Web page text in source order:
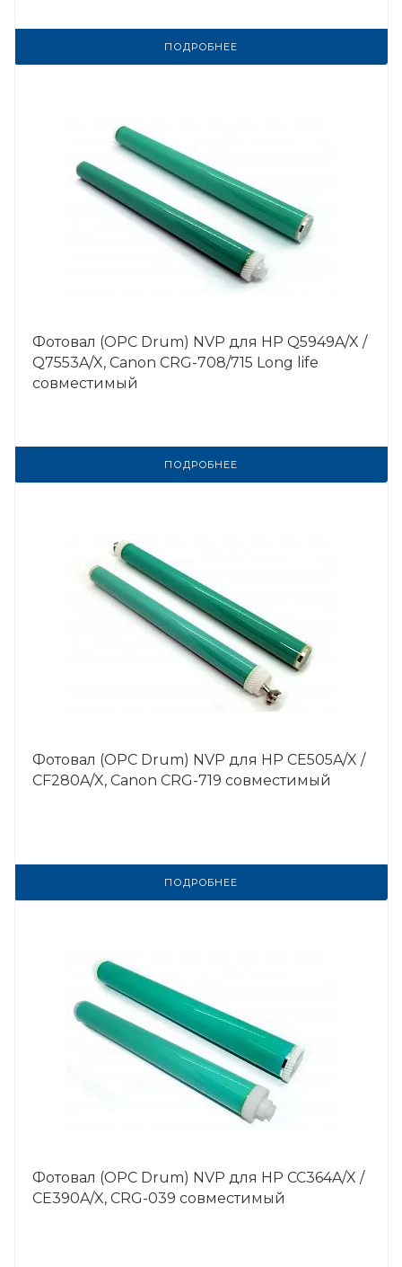
ПОДРОБНЕЕ
Фотовал (OPC Drum) NVP для HP Q5949A/X /
Q7553A/X, Canon CRG-708/715 Long life
совместимый
ПОДРОБНЕЕ
Фотовал (OPC Drum) NVP для HP CE505A/X /
CF280A/X, Canon CRG-719 совместимый
ПОДРОБНЕЕ
Фотовал (OPC Drum) NVP для HP CC364A/X /
CE390A/X, CRG-039 совместимый